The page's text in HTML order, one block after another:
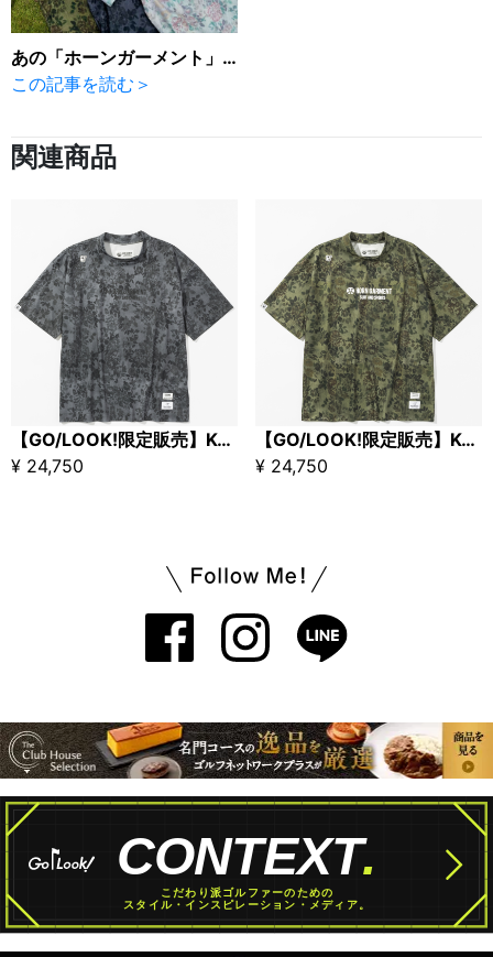
あの「ホーンガーメント」が、「ゴルック」初登場です！
この記事を読む＞
関連商品
【GO/LOOK!限定販売】Kuchibue Golf Gentleman×HORN GARMENT Eden Mock Neck Tee ブラック
¥ 24,750
【GO/LOOK!限定販売】Kuchibue Golf Gentleman×HORN GARMENT Eden Mock Neck Tee / カーキ
¥ 24,750